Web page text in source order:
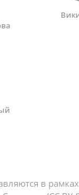
в рамках